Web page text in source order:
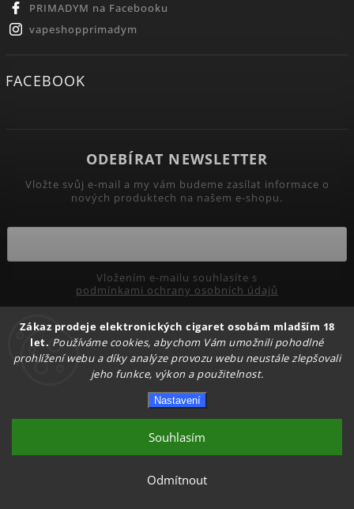
Zákaz prodeje elektronických cigaret osobám mladším 18
let. Používáme cookies, abychom Vám umožnili pohodlné
prohlížení webu a díky analýze provozu webu neustále zlepšovali
jeho funkce, výkon a použitelnost.
Nastavení
Odmítnout
Souhlasím
PRIMADYM na Facebooku
vapeshopprimadym
FACEBOOK
ODEBÍRAT NEWSLETTER
Vložte svůj e-mail a my vám budeme zasílat informace o
nových produktech na našem e-shopu.
podmínkami ochrany osobních údajů
Přihlásit se
Upravit nastavení cookies
Shoptet | Design